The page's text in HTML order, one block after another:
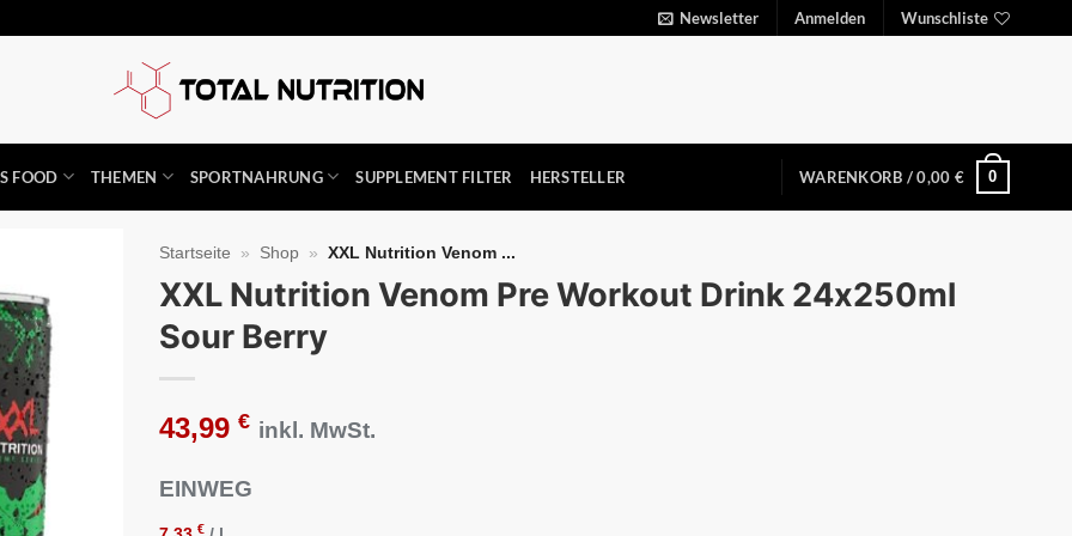
Newsletter Anmelden Wunschliste
FOOD THEMEN SPORTNAHRUNG SUPPLEMENT FILTER HERSTELLER WARENKORB /0,00 € 0
Auf die
Wunschliste
Startseite » Shop » XXL Nutrition Venom ...
XXL Nutrition Venom Pre Workout Drink 24x250ml
Sour Berry
43,99€ inkl. MwSt.
EINWEG
€